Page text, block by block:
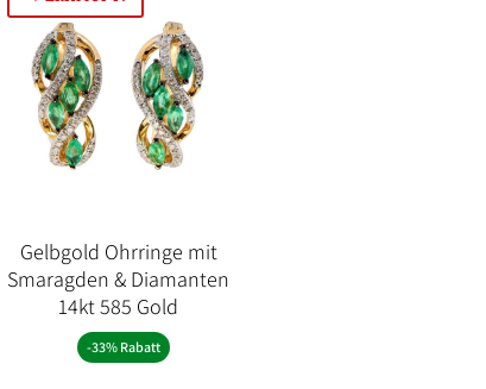
Gelbgold Ohrringe mit
Smaragden & Diamanten
14kt 585 Gold
-33% Rabatt